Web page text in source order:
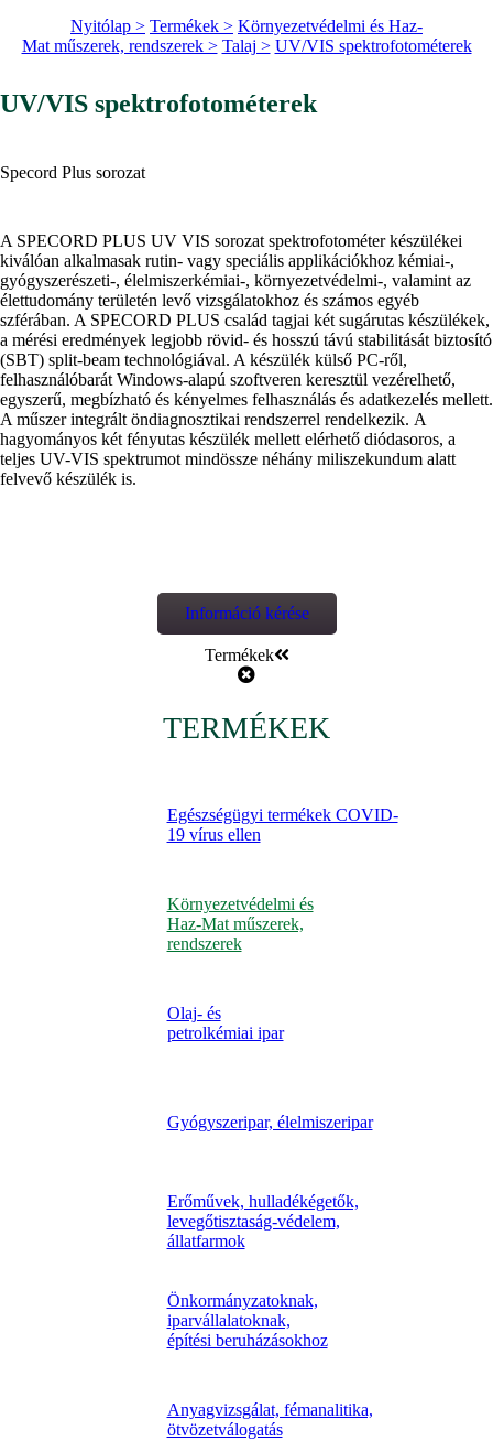
Nyitólap > Termékek > Környezetvédelmi és Haz-
Mat műszerek, rendszerek > Talaj > UV/VIS spektrofotométerek
UV/VIS spektrofotométerek
Specord Plus sorozat
A SPECORD PLUS UV VIS sorozat spektrofotométer készülékei
kiválóan alkalmasak rutin- vagy speciális applikációkhoz kémiai-,
gyógyszerészeti-, élelmiszerkémiai-, környezetvédelmi-, valamint az
élettudomány területén levő vizsgálatokhoz és számos egyéb
szférában. A SPECORD PLUS család tagjai két sugárutas készülékek,
a mérési eredmények legjobb rövid- és hosszú távú stabilitását biztosító
(SBT) split-beam technológiával. A készülék külső PC-ről,
felhasználóbarát Windows-alapú szoftveren keresztül vezérelhető,
egyszerű, megbízható és kényelmes felhasználás és adatkezelés mellett.
A műszer integrált öndiagnosztikai rendszerrel rendelkezik. A
hagyományos két fényutas készülék mellett elérhető diódasoros, a
teljes UV-VIS spektrumot mindössze néhány miliszekundum alatt
felvevő készülék is.
Információ kérése
Termékek
TERMÉKEK
Egészségügyi termékek COVID-
19 vírus ellen
Környezetvédelmi és
Haz-Mat műszerek,
rendszerek
Olaj- és
petrolkémiai ipar
Gyógyszeripar, élelmiszeripar
Erőművek, hulladékégetők,
levegőtisztaság-védelem,
állatfarmok
Önkormányzatoknak,
iparvállalatoknak,
építési beruházásokhoz
Anyagvizsgálat, fémanalitika,
ötvözetválogatás